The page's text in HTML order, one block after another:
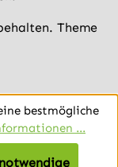
Theme
bestmögliche
...